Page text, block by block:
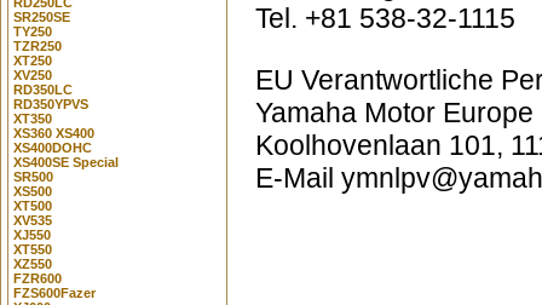
SR250SE
TY250
TZR250
XT250
XV250
RD350LC
RD350YPVS
XT350
XS360 XS400
XS400DOHC
XS400SE Special
SR500
XS500
XT500
XV535
XJ550
XT550
XZ550
FZR600
FZS600Fazer
Tel. +81 538-32-1115
EU Verantwortliche
Yamaha Motor Europe
Koolhovenlaan 101,
E-Mail